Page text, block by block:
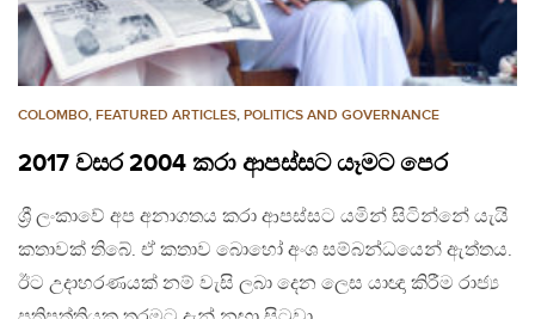
COLOMBO, FEATURED ARTICLES, POLITICS AND GOVERNANCE
2017 වසර 2004 කරා ආපස්සට යෑමට පෙර
ශ්‍රී ලංකාවේ අප අනාගතය කරා ආපස්සට යමින් සිටින්නේ යැයි
කතාවක් තිබේ. ඒ කතාව බොහෝ අංශ සම්බන්ධයෙන් ඇත්තය.
ඊට උදාහරණයක් නම් වැසි ලබා දෙන ලෙස යාඥා කිරීම රාජ්‍ය